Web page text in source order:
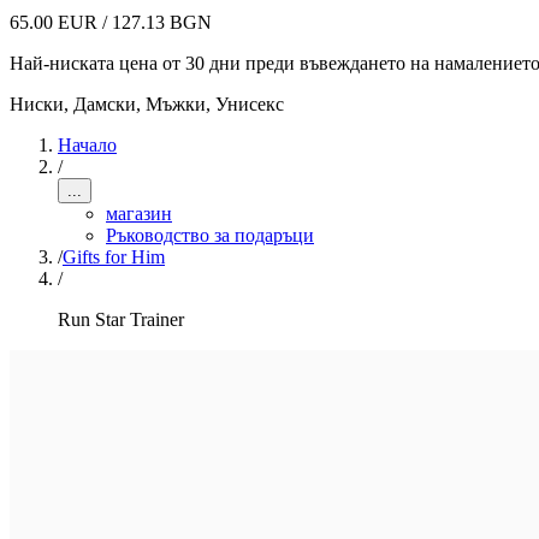
65.00 EUR / 127.13 BGN
Най-ниската цена от 30 дни преди въвеждането на намалението
Ниски, Дамски, Мъжки, Унисекс
Начало
/
...
магазин
Ръководство за подаръци
/Gifts for Him
/
Run Star Trainer